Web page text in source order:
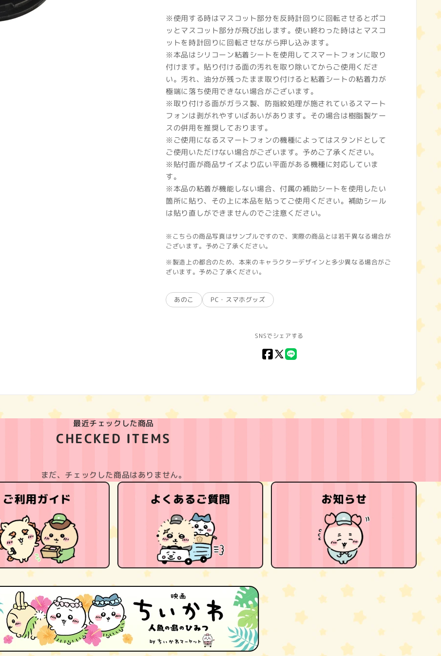
※使用する時はマスコット部分を反時計回りに回転させるとポコ
ッとマスコット部分が飛び出します。使い終わった時はとマスコ
ットを時計回りに回転させながら押し込みます。
※本品はシリコーン粘着シートを使用してスマートフォンに取り
付けます。貼り付ける面の汚れを取り除いてからご使用くださ
い。汚れ、油分が残ったまま取り付けると粘着シートの粘着力が
極端に落ち使用できない場合がございます。
※取り付ける面がガラス製、防指紋処理が施されているスマート
フォンは剥がれやすいばあいがあります。その場合は樹脂製ケー
スの併用を推奨しております。
※ご使用になるスマートフォンの機種によってはスタンドとして
ご使用いただけない場合がございます。予めご了承ください。
※貼付面が商品サイズより広い平面がある機種に対応していま
す。
※本品の粘着が機能しない場合、付属の補助シートを使用したい
箇所に貼り、その上に本品を貼ってご使用ください。補助シール
は貼り直しができませんのでご注意ください。
※こちらの商品写真はサンプルですので、実際の商品とは若干異なる場合が
ございます。予めご了承ください。
※製造上の都合のため、本来のキャラクターデザインと多少異なる場合がご
ざいます。予めご了承ください。
あのこ PC・スマホグッズ
SNSでシェアする
Facebook
X
最近チェックした商品
CHECKED ITEMS
まだ、チェックした商品はありません。